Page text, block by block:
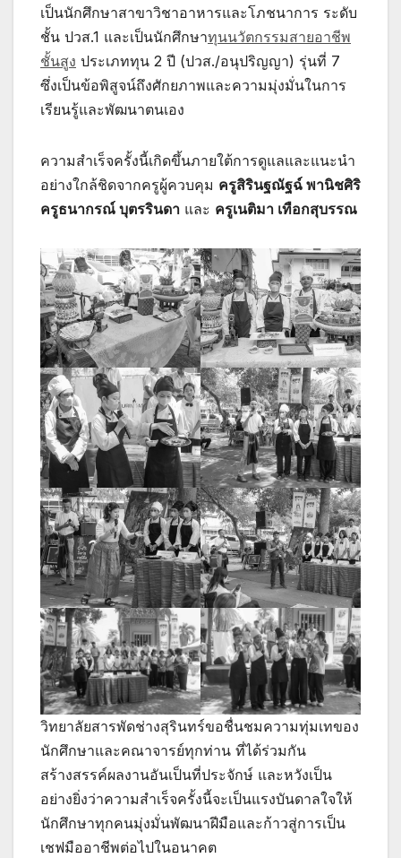
เป็นนักศึกษาสาขาวิชาอาหารและโภชนาการ ระดับ
ชั้น ปวส.1 และเป็นนักศึกษาทุนนวัตกรรมสายอาชีพ
ชั้นสูง ประเภททุน 2 ปี (ปวส./อนุปริญญา) รุ่นที่ 7
ซึ่งเป็นข้อพิสูจน์ถึงศักยภาพและความมุ่งมั่นในการ
เรียนรู้และพัฒนาตนเอง
ความสำเร็จครั้งนี้เกิดขึ้นภายใต้การดูแลและแนะนำ
อย่างใกล้ชิดจากครูผู้ควบคุม ครูสิรินฐณัฐฉ์ พานิชศิริ
ครูธนากรณ์ บุตรรินดา และ ครูเนติมา เทือกสุบรรณ
วิทยาลัยสารพัดช่างสุรินทร์ขอชื่นชมความทุ่มเทของ
นักศึกษาและคณาจารย์ทุกท่าน ที่ได้ร่วมกัน
สร้างสรรค์ผลงานอันเป็นที่ประจักษ์ และหวังเป็น
อย่างยิ่งว่าความสำเร็จครั้งนี้จะเป็นแรงบันดาลใจให้
นักศึกษาทุกคนมุ่งมั่นพัฒนาฝีมือและก้าวสู่การเป็น
เชฟมืออาชีพต่อไปในอนาคต